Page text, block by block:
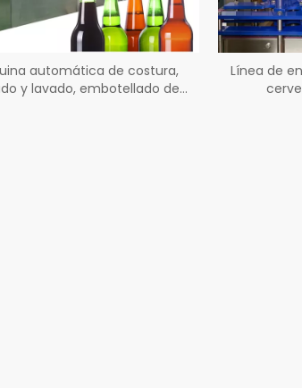
automática de costura,
y lavado, embotellado de
Línea de